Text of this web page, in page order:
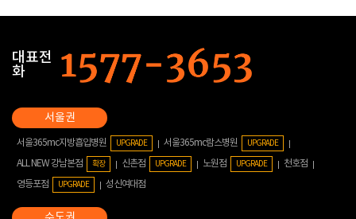
대표전
화
서울365mc지방흡입병원 UPGRADE 서울365mc람스병원 UPGRADE
ALL NEW 강남본점 확장 신촌점 UPGRADE 노원점 UPGRADE
천호점
영등포점
UPGRADE 성신여대점